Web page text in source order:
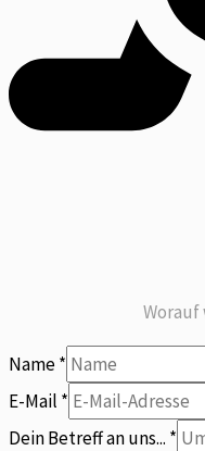
Worauf
Name*
mitteilen?
Betreff
E-Mail *
Dein Betreff an uns... *